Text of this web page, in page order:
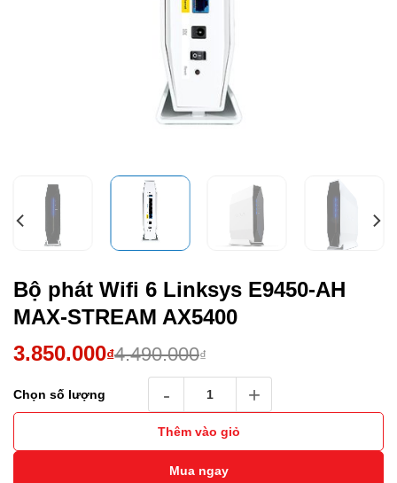
Bộ phát Wifi 6 Linksys E9450-AH
MAX-STREAM AX5400
4.490.000₫
Giá
là:
3.850.000₫
Giá
tại
3.850.000₫.
Chọn số lượng
Thêm vào giỏ
Mua ngay